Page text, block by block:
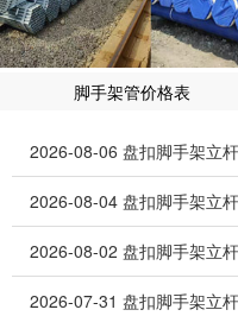
脚手架管价格表
2026-08-06 盘扣脚手架立杆价格4385/吨 热镀锌
2026-08-04 盘扣脚手架立杆价格4380/吨 热镀锌
2026-08-02 盘扣脚手架立杆价格4385/吨 热镀锌
2026-07-31 盘扣脚手架立杆价格4390/吨 热镀锌